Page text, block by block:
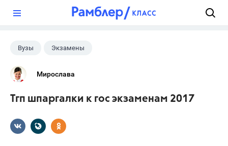
Вузы Экзамены
Мирослава
Тгп шпаргалки к гос экзаменам 2017